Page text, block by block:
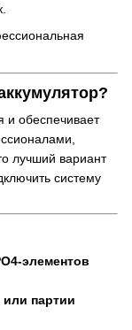
и обеспечивает
лучший вариант
систему
элементов
партии